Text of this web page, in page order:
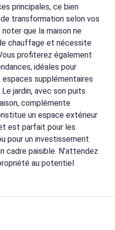
principales, ce bien
transformation selon vos
que la maison ne
chauffage et nécessite
profiterez également
idéales pour
supplémentaires
jardin, avec son puits
complémente
un espace extérieur
est parfait pour les
pour un investissement
cadre paisible. N’attendez
au potentiel